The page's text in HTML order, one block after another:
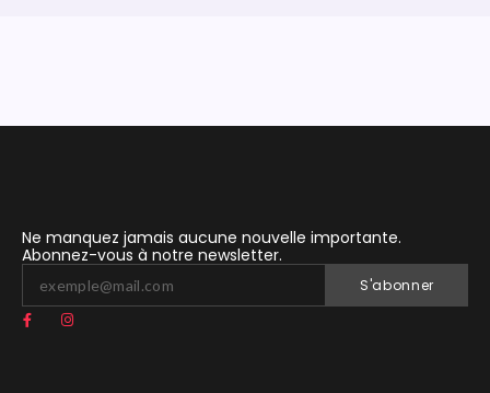
Ne manquez jamais aucune nouvelle importante.
Abonnez-vous à notre newsletter.
S'abonner